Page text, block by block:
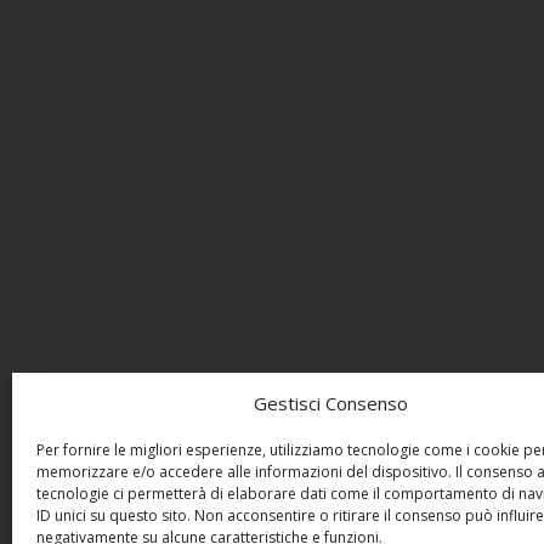
Gestisci Consenso
Per fornire le migliori esperienze, utilizziamo tecnologie come i cookie
memorizzare e/o accedere alle informazioni del dispositivo. Il consenso
tecnologie ci permetterà di elaborare dati come il comportamento di
ID unici su questo sito. Non acconsentire o ritirare il consenso può influire
negativamente su alcune caratteristiche e funzioni.